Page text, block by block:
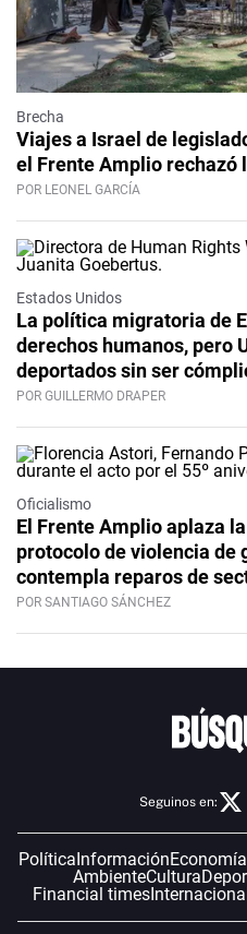
Brecha
Viajes a Israel de
el Frente Amplio rechazó
POR LEONEL GARCÍA
Estados Unidos
La política migratoria de
derechos humanos, pero
deportados sin ser
POR GUILLERMO DRAPER
Oficialismo
El Frente Amplio aplaza
protocolo de violencia de
contempla reparos de
POR SANTIAGO SÁNCHEZ
Seguinos en:
PolíticaInformaciónEconomía
AmbienteCultura
Financial times